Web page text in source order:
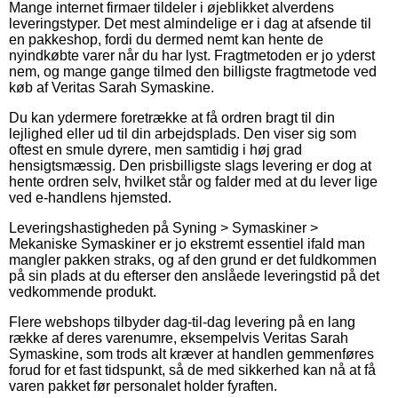
Mange internet firmaer tildeler i øjeblikket alverdens
leveringstyper. Det mest almindelige er i dag at afsende til
en pakkeshop, fordi du dermed nemt kan hente de
nyindkøbte varer når du har lyst. Fragtmetoden er jo yderst
nem, og mange gange tilmed den billigste fragtmetode ved
køb af Veritas Sarah Symaskine.
Du kan ydermere foretrække at få ordren bragt til din
lejlighed eller ud til din arbejdsplads. Den viser sig som
oftest en smule dyrere, men samtidig i høj grad
hensigtsmæssig. Den prisbilligste slags levering er dog at
hente ordren selv, hvilket står og falder med at du lever lige
ved e-handlens hjemsted.
Leveringshastigheden på Syning > Symaskiner >
Mekaniske Symaskiner er jo ekstremt essentiel ifald man
mangler pakken straks, og af den grund er det fuldkommen
på sin plads at du efterser den anslåede leveringstid på det
vedkommende produkt.
Flere webshops tilbyder dag-til-dag levering på en lang
række af deres varenumre, eksempelvis Veritas Sarah
Symaskine, som trods alt kræver at handlen gemmenføres
forud for et fast tidspunkt, så de med sikkerhed kan nå at få
varen pakket før personalet holder fyraften.